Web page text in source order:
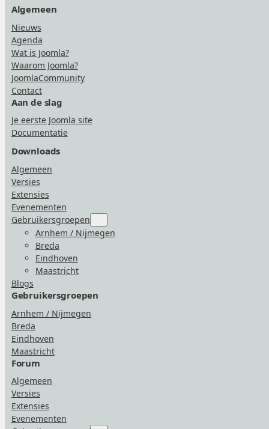
Algemeen
Nieuws
Agenda
Wat is Joomla?
Waarom Joomla?
JoomlaCommunity
Contact
Aan de slag
Je eerste Joomla site
Documentatie
Downloads
Algemeen
Versies
Extensies
Evenementen
Gebruikersgroepen
for
“Gebruikersgroepen”
Arnhem / Nijmegen
Breda
Eindhoven
Maastricht
Blogs
Gebruikersgroepen
Arnhem / Nijmegen
Breda
Eindhoven
Maastricht
Forum
Algemeen
Versies
Extensies
Evenementen